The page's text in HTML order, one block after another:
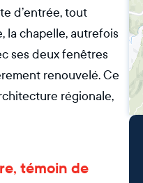
d’entrée, tout
la chapelle, autrefois
ses deux fenêtres
renouvelé. Ce
régionale,
témoin de